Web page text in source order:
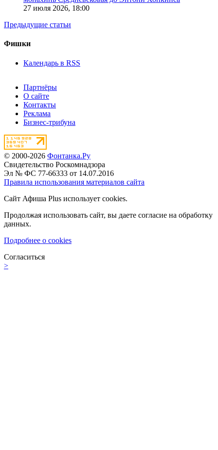
27 июля 2026, 18:00
Предыдущие статьи
Фишки
Календарь в RSS
Партнёры
О сайте
Контакты
Реклама
Бизнес-трибуна
© 2000-2026 Фонтанка.Ру
Свидетельство Роскомнадзора
Эл № ФС 77-66333 от 14.07.2016
Правила использования материалов сайта
Сайт Афиша Plus использует cookies.
Продолжая использовать сайт, вы даете согласие на обработку
данных.
Подробнее о cookies
Согласиться
>